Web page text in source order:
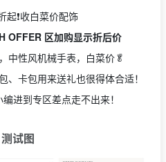
起❗️收白菜价配饰
OFFER 区加购显示折后价
中性风机械手表，白菜价🥬
、卡包用来送礼也很得体合适！
编进到专区差点走不出来！
测试图